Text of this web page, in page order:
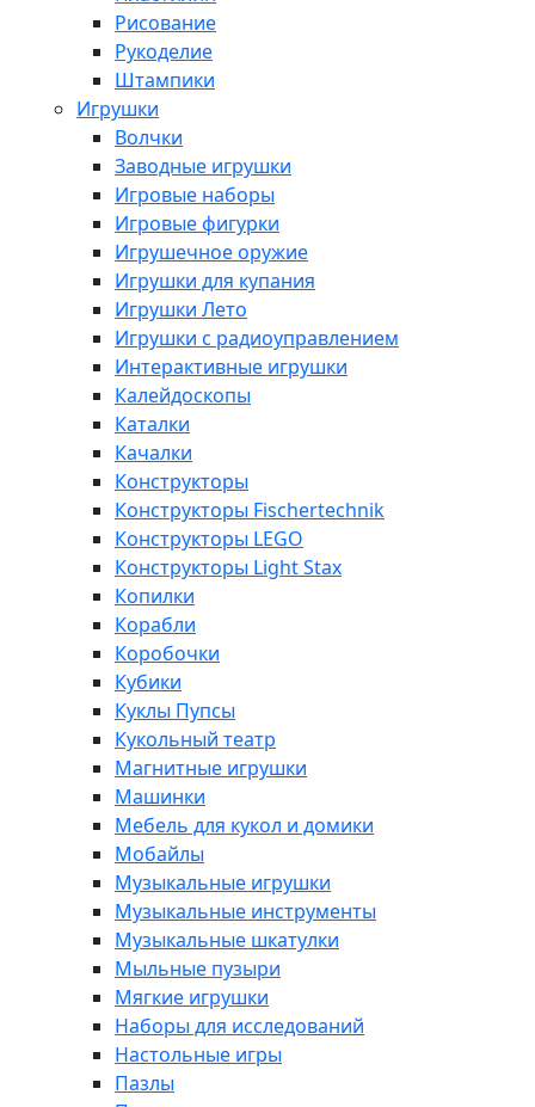
Рисование
Рукоделие
Штампики
Игрушки
Волчки
Заводные игрушки
Игровые наборы
Игровые фигурки
Игрушечное оружие
Игрушки для купания
Игрушки Лето
Игрушки с радиоуправлением
Интерактивные игрушки
Калейдоскопы
Каталки
Качалки
Конструкторы
Конструкторы Fisсhertechnik
Конструкторы LEGO
Конструкторы Light Stax
Копилки
Корабли
Коробочки
Кубики
Куклы Пупсы
Кукольный театр
Магнитные игрушки
Машинки
Мебель для кукол и домики
Мобайлы
Музыкальные игрушки
Музыкальные инструменты
Музыкальные шкатулки
Мыльные пузыри
Мягкие игрушки
Наборы для исследований
Настольные игры
Пазлы